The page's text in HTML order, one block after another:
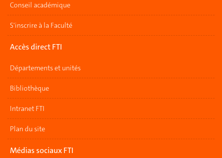
Conseil académique
S'inscrire à la Faculté
Accès direct FTI
Départements et unités
Bibliothèque
Intranet FTI
Plan du site
Médias sociaux FTI